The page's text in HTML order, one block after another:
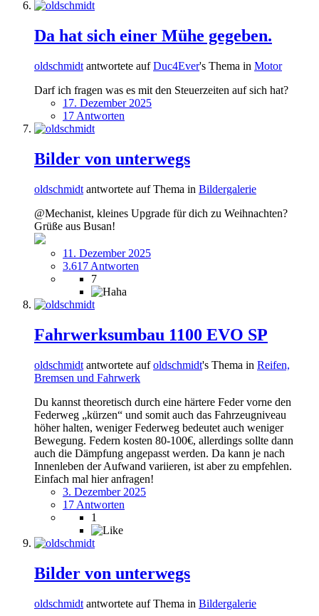
Da hat sich einer Mühe gegeben.
oldschmidt antwortete aufDuc4Ever's Thema in Motor
Darf ich fragen was es mit den Steuerzeiten auf sich hat?
17. Dezember 2025
17 Antworten
Bilder von unterwegs
oldschmidt antwortete auf Thema in Bildergalerie
@Mechanist, kleines Upgrade für dich zu Weihnachten?
Grüße aus Busan!
11. Dezember 2025
3.617 Antworten
7
Fahrwerksumbau 1100 EVO SP
oldschmidt antwortete aufoldschmidt's Thema in Reifen,
Bremsen und Fahrwerk
Du kannst theoretisch durch eine härtere Feder vorne den
Federweg „kürzen“ und somit auch das Fahrzeugniveau
höher halten, weniger Federweg bedeutet auch weniger
Bewegung. Federn kosten 80-100€, allerdings sollte dann
auch die Dämpfung angepasst werden. Da kann je nach
Innenleben der Aufwand variieren, ist aber zu empfehlen.
Einfach mal hier anfragen!
3. Dezember 2025
17 Antworten
1
Bilder von unterwegs
oldschmidt antwortete auf Thema in Bildergalerie